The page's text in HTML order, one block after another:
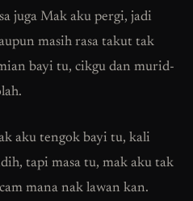
juga Mak aku pergi, jadi
masih rasa takut tak
bayi tu, cikgu dan murid-
aku tengok bayi tu, kali
tapi masa tu, mak aku tak
mana nak lawan kan.